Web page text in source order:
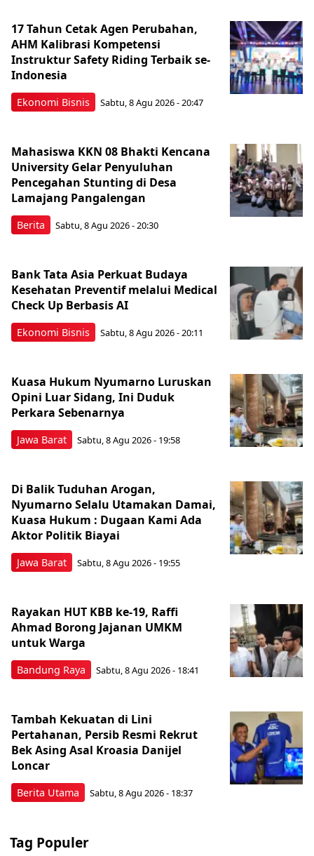
Ekonomi Bisnis
17 Tahun Cetak Agen Perubahan,
AHM Kalibrasi Kompetensi
Instruktur Safety Riding Terbaik se-
Indonesia
Sabtu, 8 Agu 2026 - 20:47
Berita
Mahasiswa KKN 08 Bhakti Kencana
University Gelar Penyuluhan
Pencegahan Stunting di Desa
Lamajang Pangalengan
Sabtu, 8 Agu 2026 - 20:30
Ekonomi Bisnis
Bank Tata Asia Perkuat Budaya
Kesehatan Preventif melalui Medical
Check Up Berbasis AI
Sabtu, 8 Agu 2026 - 20:11
Jawa Barat
Kuasa Hukum Nyumarno Luruskan
Opini Luar Sidang, Ini Duduk
Perkara Sebenarnya ​
Sabtu, 8 Agu 2026 - 19:58
Jawa Barat
Di Balik Tuduhan Arogan,
Nyumarno Selalu Utamakan Damai,
Kuasa Hukum : Dugaan Kami Ada
Aktor Politik Biayai
Sabtu, 8 Agu 2026 - 19:55
Bandung Raya
Rayakan HUT KBB ke-19, Raffi
Ahmad Borong Jajanan UMKM
untuk Warga
Sabtu, 8 Agu 2026 - 18:41
Berita Utama
Tambah Kekuatan di Lini
Pertahanan, Persib Resmi Rekrut
Bek Asing Asal Kroasia Danijel
Loncar
Sabtu, 8 Agu 2026 - 18:37
Tag Populer